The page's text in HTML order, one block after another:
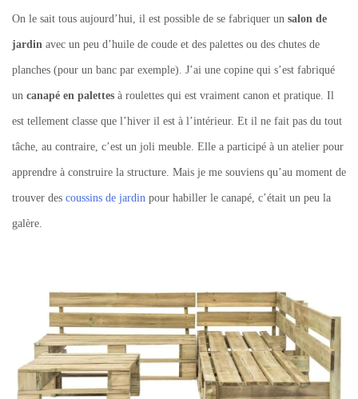
On le sait tous aujourd’hui, il est possible de se fabriquer un salon de
jardin avec un peu d’huile de coude et des palettes ou des chutes de
planches (pour un banc par exemple). J’ai une copine qui s’est fabriqué
un canapé en palettes à roulettes qui est vraiment canon et pratique. Il
est tellement classe que l’hiver il est à l’intérieur. Et il ne fait pas du tout
tâche, au contraire, c’est un joli meuble. Elle a participé à un atelier pour
apprendre à construire la structure. Mais je me souviens qu’au moment de
trouver des coussins de jardin pour habiller le canapé, c’était un peu la
galère.